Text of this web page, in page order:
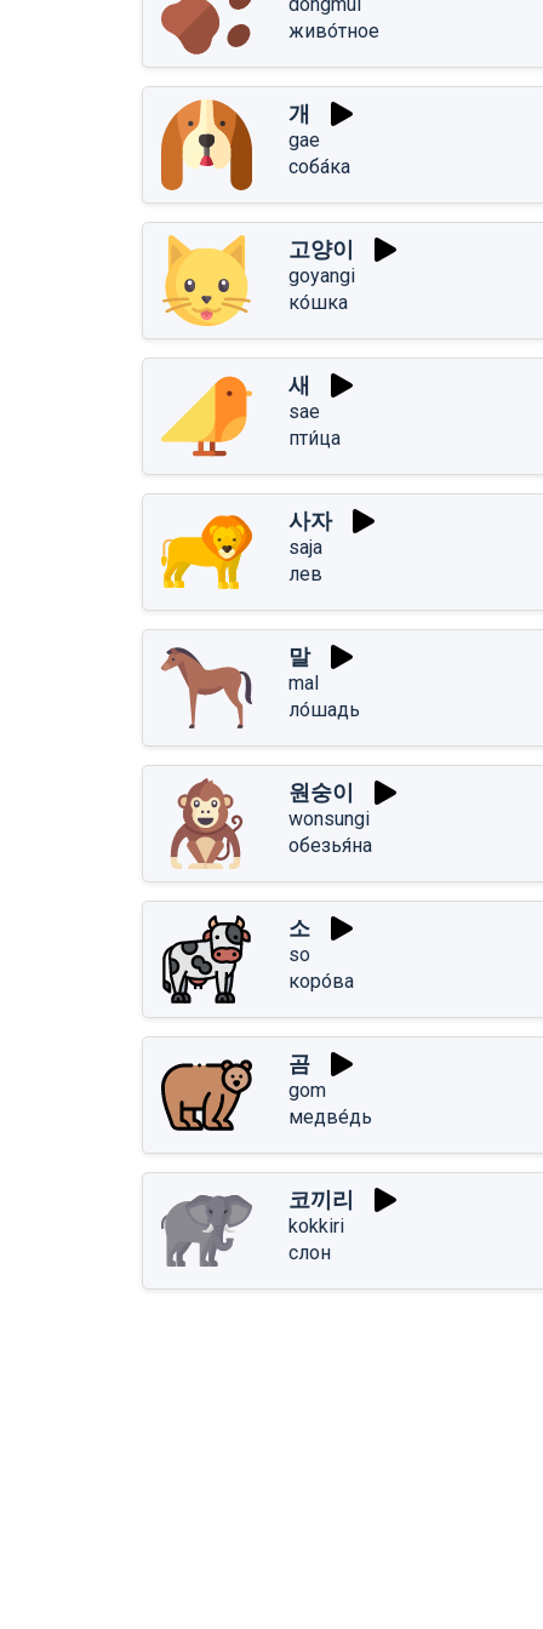
живо́тное
개
gae
соба́ка
고양이
goyangi
ко́шка
새
sae
пти́ца
사자
saja
лев
말
mal
ло́шадь
원숭이
wonsungi
обезья́на
소
so
коро́ва
곰
gom
медве́дь
코끼리
kokkiri
слон